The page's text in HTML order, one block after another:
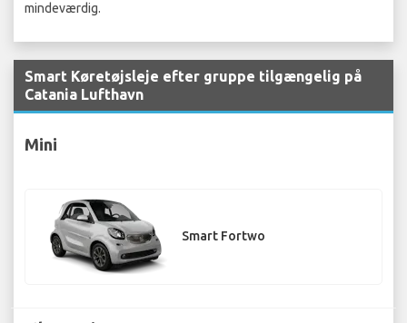
mindeværdig.
Smart Køretøjsleje efter gruppe tilgængelig på
Catania Lufthavn
Mini
Smart Fortwo